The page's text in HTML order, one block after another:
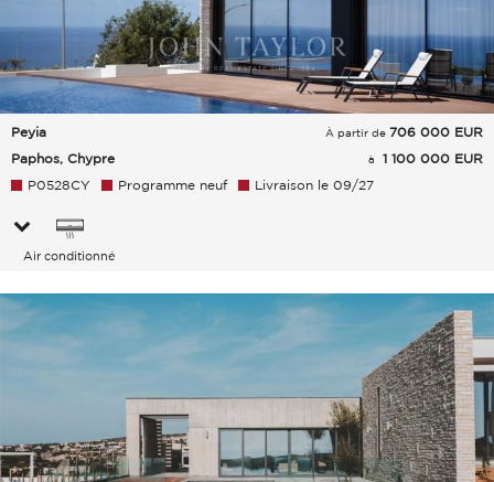
Peyia
Paphos, Chypre
À partir de 706 000 EUR
à
1 100 000 EUR
P0528CY
Programme neuf Livraison le 09/27
Air conditionné